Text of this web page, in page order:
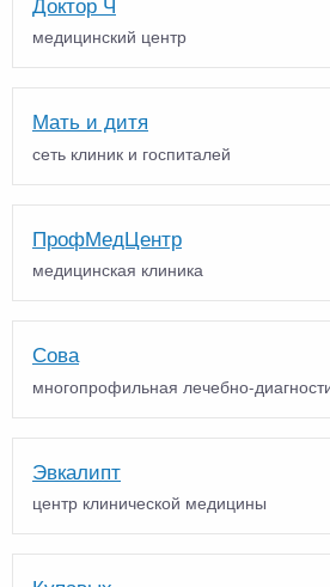
медицинский центр
Мать и дитя
сеть клиник и госпиталей
ПрофМедЦентр
медицинская клиника
Сова
многопрофильная лечебно-
Эвкалипт
центр клинической медицины